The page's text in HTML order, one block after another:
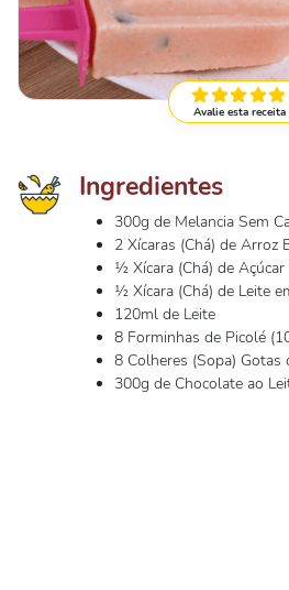
Avalie esta receita
Ingredientes
300g de Melancia Sem
2 Xícaras (Chá) de Arroz
½ Xícara (Chá) de Açúcar
½ Xícara (Chá) de Leite
120ml de Leite
8 Forminhas de Picolé
8 Colheres (Sopa) Gotas
300g de Chocolate ao